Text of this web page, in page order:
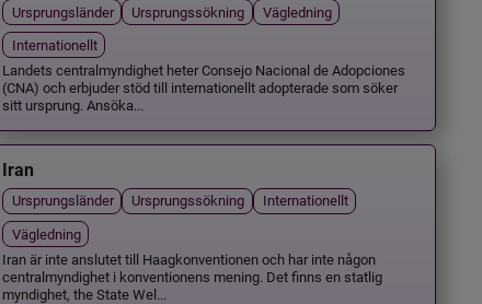
Ursprungsländer Ursprungssökning
Vägledning
Internationellt
Landets centralmyndighet heter Consejo Nacional de Adopciones
(CNA) och erbjuder stöd till internationellt adopterade som söker
sitt ursprung. Ansöka...
Iran
Ursprungsländer Ursprungssökning
Internationellt
Vägledning
Iran är inte anslutet till Haagkonventionen och har inte någon
centralmyndighet i konventionens mening. Det finns en statlig
myndighet, the State Wel...